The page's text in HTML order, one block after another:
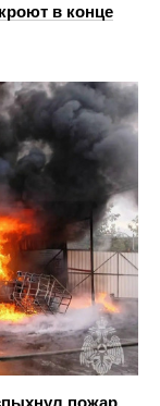
в конце
пожар